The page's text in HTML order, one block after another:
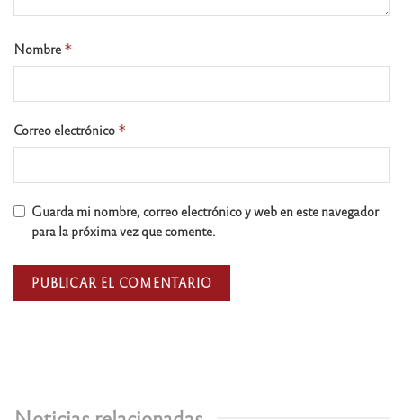
Nombre *
Correo electrónico *
Guarda mi nombre, correo electrónico y web en este navegador
para la próxima vez que comente.